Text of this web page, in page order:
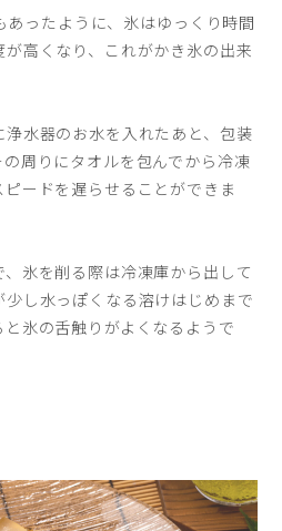
あったように、氷はゆっくり時間
高くなり、これがかき氷の出来
水器のお水を入れたあと、包装
周りにタオルを包んでから冷凍
ードを遅らせることができま
氷を削る際は冷凍庫から出して
し水っぽくなる溶けはじめまで
氷の舌触りがよくなるようで